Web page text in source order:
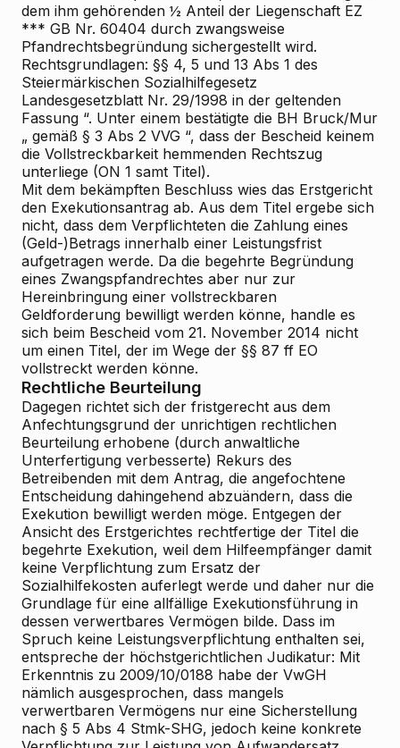
dem ihm gehörenden ½ Anteil der Liegenschaft EZ
*** GB Nr. 60404 durch zwangsweise
Pfandrechtsbegründung sichergestellt wird.
Rechtsgrundlagen: §§ 4, 5 und 13 Abs 1 des
Steiermärkischen Sozialhilfegesetz
Landesgesetzblatt Nr. 29/1998 in der geltenden
Fassung “. Unter einem bestätigte die BH Bruck/Mur
„ gemäß § 3 Abs 2 VVG “, dass der Bescheid keinem
die Vollstreckbarkeit hemmenden Rechtszug
unterliege (ON 1 samt Titel).
Mit dem bekämpften Beschluss wies das Erstgericht
den Exekutionsantrag ab. Aus dem Titel ergebe sich
nicht, dass dem Verpflichteten die Zahlung eines
(Geld-)Betrags innerhalb einer Leistungsfrist
aufgetragen werde. Da die begehrte Begründung
eines Zwangspfandrechtes aber nur zur
Hereinbringung einer vollstreckbaren
Geldforderung bewilligt werden könne, handle es
sich beim Bescheid vom 21. November 2014 nicht
um einen Titel, der im Wege der §§ 87 ff EO
vollstreckt werden könne.
Rechtliche Beurteilung
Dagegen richtet sich der fristgerecht aus dem
Anfechtungsgrund der unrichtigen rechtlichen
Beurteilung erhobene (durch anwaltliche
Unterfertigung verbesserte) Rekurs des
Betreibenden mit dem Antrag, die angefochtene
Entscheidung dahingehend abzuändern, dass die
Exekution bewilligt werden möge. Entgegen der
Ansicht des Erstgerichtes rechtfertige der Titel die
begehrte Exekution, weil dem Hilfeempfänger damit
keine Verpflichtung zum Ersatz der
Sozialhilfekosten auferlegt werde und daher nur die
Grundlage für eine allfällige Exekutionsführung in
dessen verwertbares Vermögen bilde. Dass im
Spruch keine Leistungsverpflichtung enthalten sei,
entspreche der höchstgerichtlichen Judikatur: Mit
Erkenntnis zu 2009/10/0188 habe der VwGH
nämlich ausgesprochen, dass mangels
verwertbaren Vermögens nur eine Sicherstellung
nach § 5 Abs 4 Stmk-SHG, jedoch keine konkrete